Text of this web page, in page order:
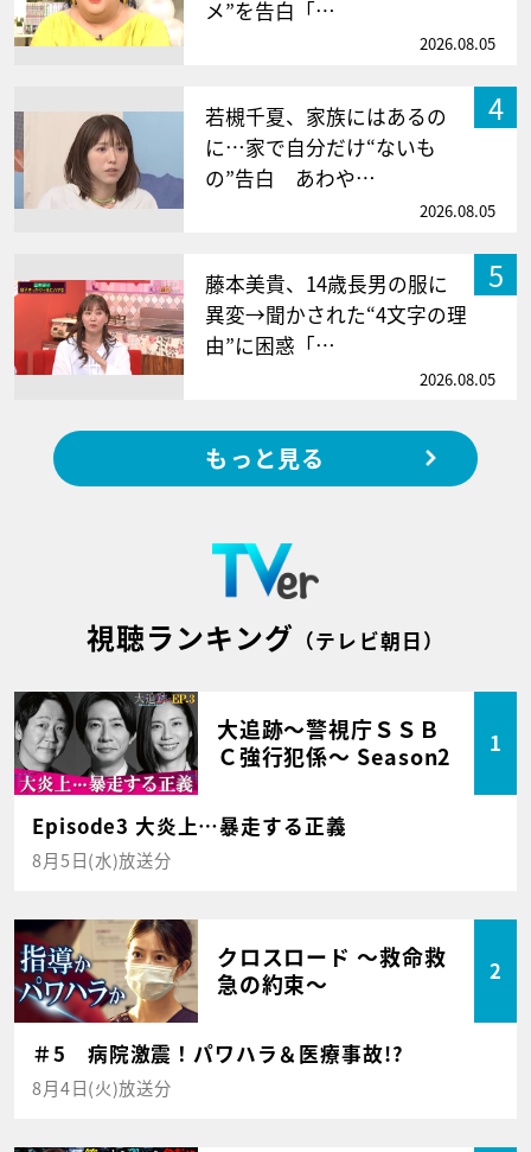
メ”を告白「…
2026.08.05
4
若槻千夏、家族にはあるの
に…家で自分だけ“ないも
の”告白 あわや…
2026.08.05
5
藤本美貴、14歳長男の服に
異変→聞かされた“4文字の理
由”に困惑「…
2026.08.05
もっと見る
視聴ランキング （テレビ朝日）
大追跡～警視庁ＳＳＢ
Ｃ強行犯係～ Season2
1
Episode3 大炎上…暴走する正義
8月5日(水)放送分
クロスロード ～救命救
急の約束～
2
＃5 病院激震！パワハラ＆医療事故!?
8月4日(火)放送分